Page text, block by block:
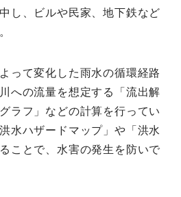
し、ビルや民家、地下鉄など
って変化した雨水の循環経路
への流量を想定する「流出解
ラフ」などの計算を行ってい
水ハザードマップ」や「洪水
ことで、水害の発生を防いで